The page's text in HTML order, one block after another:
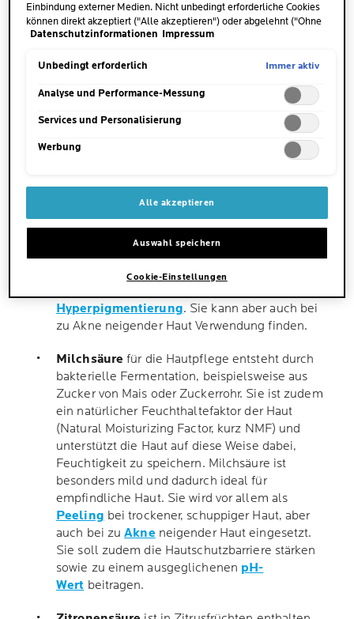
AHA (ALPHA-HYDROXYSÄURE)
aus verschiedenen Lebensmitteln gewonnen
werden können. Die gängigsten AHAs sind
Glykolsäure
ist ein Bestandteil von Zuckerrohr
Fruchtsäuren, deren Wirksamkeit besonders gut
erforscht ist. Dank ihrer winzigen Molekülgröße
kann Glykolsäure tief in die Haut einziehen. Sie
regt darüber hinaus die Zellerneuerung sowie
die Kollagenproduktion der Haut an. Die AHA-
Säure gilt als sehr effektiv zur Milderung von
Hyperpigmentierung. Sie kann aber auch bei
zu Akne neigender Haut Verwendung finden.
Milchsäurefür die Hautpflege entsteht durch
bakterielle Fermentation, beispielsweise aus
Zucker von Mais oder Zuckerrohr. Sie ist zudem
ein natürlicher Feuchthaltefaktor der Haut
(Natural Moisturizing Factor, kurz NMF) und
unterstützt die Haut auf diese Weise dabei,
Feuchtigkeit zu speichern. Milchsäure ist
besonders mild und dadurch ideal für
empfindliche Haut. Sie wird vor allem als
Peeling bei trockener, schuppiger Haut, aber
auch bei zuAkne neigender Haut eingesetzt.
Sie soll zudem die Hautschutzbarriere stärken
sowie zu einem ausgeglichenen pH-
Wert beitragen.
Einbindung externer Medien. Nicht unbedingt erforderliche Cookies
können direkt akzeptiert ("Alle akzeptieren") oder abgelehnt ("Ohne
Einwilligung fortfahren") werden. Individuelle Anpassungen der
speichern"). Die Auswahl kann jederzeit unter dem Link "Cookie-
unsere Datenschutzinformationen.
Datenschutzinformationen Impressum
Unbedingt erforderlich Immer aktiv
Analyse und Performance-Messung
Services und Personalisierung
Werbung
Alle akzeptieren
Auswahl speichern
Cookie-Einstellungen